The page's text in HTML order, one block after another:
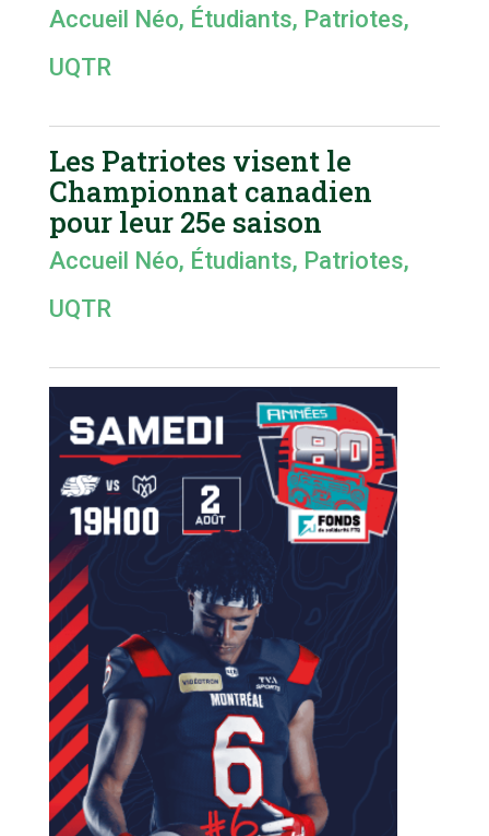
Accueil Néo, Étudiants, Patriotes,
UQTR
Les Patriotes visent le
Championnat canadien
pour leur 25e saison
Accueil Néo, Étudiants, Patriotes,
UQTR